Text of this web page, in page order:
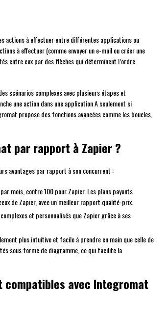
actions à effectuer entre différentes applications ou
à effectuer (comme envoyer un e-mail ou créer une
entre eux par des flèches qui déterminent l’ordre
scénarios complexes avec plusieurs étapes et
une action dans une application A seulement si
propose des fonctions avancées comme les boucles,
par rapport à Zapier ?
avantages par rapport à son concurrent :
mois, contre 100 pour Zapier. Les plans payants
de Zapier, avec un meilleur rapport qualité-prix.
et personnalisés que Zapier grâce à ses
plus intuitive et facile à prendre en main que celle de
sous forme de diagramme, ce qui facilite la
avec Integromat